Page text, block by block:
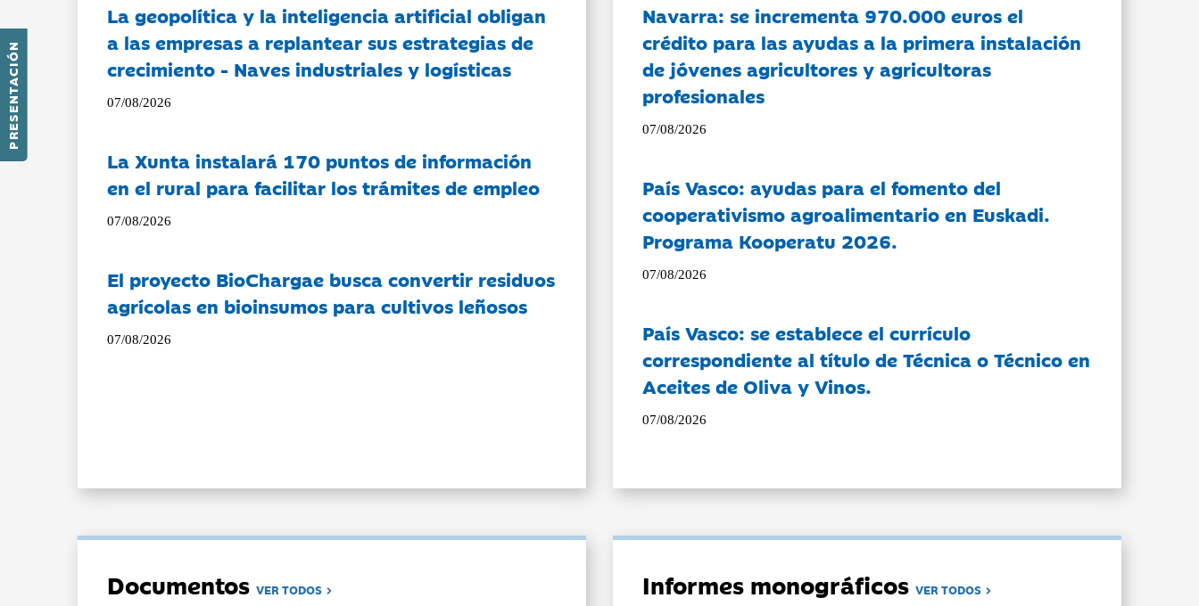
PRESENTACIÓN
La geopolítica y la inteligencia artificial obligan
a las empresas a replantear sus estrategias de
crecimiento - Naves industriales y logísticas
07/08/2026
La Xunta instalará 170 puntos de información
en el rural para facilitar los trámites de empleo
07/08/2026
El proyecto BioChargae busca convertir residuos
agrícolas en bioinsumos para cultivos leñosos
07/08/2026
Navarra: se incrementa 970.000 euros el
crédito para las ayudas a la primera instalación
de jóvenes agricultores y agricultoras
profesionales
07/08/2026
País Vasco: ayudas para el fomento del
cooperativismo agroalimentario en Euskadi.
Programa Kooperatu 2026.
07/08/2026
País Vasco: se establece el currículo
correspondiente al título de Técnica o Técnico en
Aceites de Oliva y Vinos.
07/08/2026
DocumentosVER TODOS Informes monográficosVER TODOS